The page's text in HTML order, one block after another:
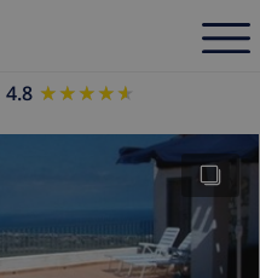
4.8 ★★★★★
★★★★★